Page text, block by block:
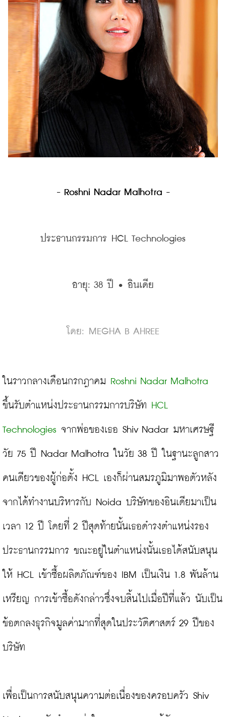
- Roshni Nadar Malhotra -
ประธานกรรมการ HCL Technologies
อายุ: 38 ปี • อินเดีย
โดย: MEGHA B AHREE
ในราวกลางเดือนกรกฎาคม Roshni Nadar Malhotra
ขึ้นรับตำแหน่งประธานกรรมการบริษัท HCL
Technologies จากพ่อของเธอ Shiv Nadar มหาเศรษฐี
วัย 75 ปี Nadar Malhotra ในวัย 38 ปี ในฐานะลูกสาว
คนเดียวของผู้ก่อตั้ง HCL เองก็ผ่านสมรภูมิมาพอตัวหลัง
จากได้ทำงานบริหารกับ Noida บริษัทของอินเดียมาเป็น
เวลา 12 ปี โดยที่ 2 ปีสุดท้ายนั้นเธอดำรงตำแหน่งรอง
ประธานกรรมการ ขณะอยู่ในตำแหน่งนั้นเธอได้สนับสนุน
ให้ HCL เข้าซื้อผลิตภัณฑ์ของ IBM เป็นเงิน 1.8 พันล้าน
เหรียญ การเข้าซื้อดังกล่าวซึ่งจบสิ้นไปเมื่อปีที่แล้ว นับเป็น
ข้อตกลงธุรกิจมูลค่ามากที่สุดในประวัติศาสตร์ 29 ปีของ
บริษัท
เพื่อเป็นการสนับสนุนความต่อเนื่องของครอบครัว Shiv